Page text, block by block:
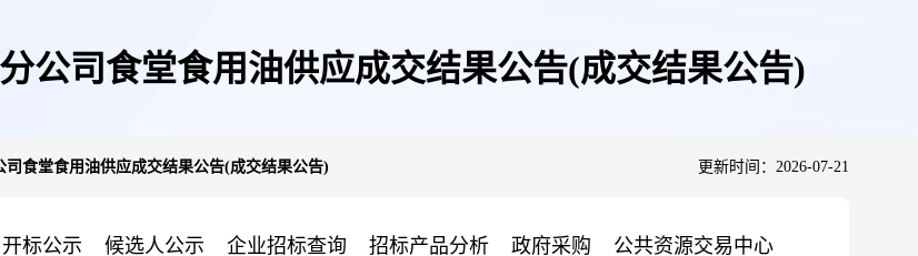
公司食堂食用油供应成交结果公告(成交结果公告)
食堂食用油供应成交结果公告(成交结果公告) 更新时间：2026-07-21
开标公示 候选人公示 企业招标查询 招标产品分析 政府采购 公共资源交易中心